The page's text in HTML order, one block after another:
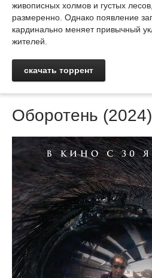
живописных холмов и густых
размеренно. Однако появление
кардинально меняет привычный
жителей.
скачать торрент
Оборотень (2024)